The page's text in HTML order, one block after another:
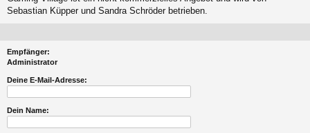
Sebastian Küpper und Sandra Schröder betrieben.
Empfänger:
Administrator
Deine E-Mail-Adresse:
Dein Name: